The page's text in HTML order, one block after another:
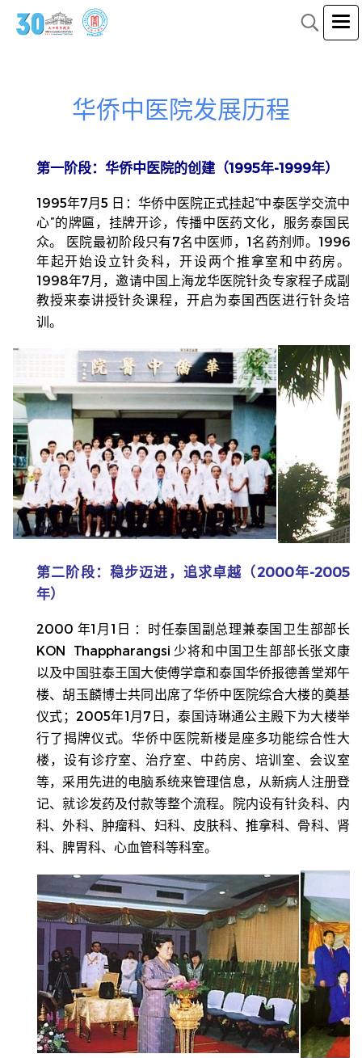
华侨中医院发展历程
第一阶段：华侨中医院的创建（1995年-1999年）
1995年7月5 日：华侨中医院正式挂起“中泰医学交流中
心”的牌匾， 挂牌开诊，传播中医药文化，服务泰国民
众。 医院最初阶段只有7名中医师，1名药剂师。1996
年起开始设立针灸科，开设两个推拿室和中药房。
1998年7月，邀请中国上海龙华医院针灸专家程子成副
教授来泰讲授针灸课程，开启为泰国西医进行针灸培
训。
第二阶段：稳步迈进，追求卓越（2000年-2005
年）
2000 年1月1日 ：时任泰国副总理兼泰国卫生部部长
KON Thappharangsi 少将和中国卫生部部长张文康
以及中国驻泰王国大使傅学章和泰国华侨报德善堂郑午
楼、胡玉麟博士共同出席了华侨中医院综合大楼的奠基
仪式； 2005年1月7日，泰国诗琳通公主殿下为大楼举
行了揭牌仪式。华侨中医院新楼是座多功能综合性大
楼，设有诊疗室、治疗室、中药房、培训室、会议室
等，采用先进的电脑系统来管理信息，从新病人注册登
记、就诊发药及付款等整个流程。院内设有针灸科、内
科、外科、肿瘤科、妇科、皮肤科、推拿科、骨科、肾
科、脾胃科、心血管科等科室。